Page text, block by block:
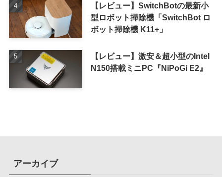
【レビュー】SwitchBotの最新小
型ロボット掃除機「SwitchBot ロ
ボット掃除機 K11+」
【レビュー】激安＆超小型のIntel
N150搭載ミニPC『NiPoGi E2』
アーカイブ